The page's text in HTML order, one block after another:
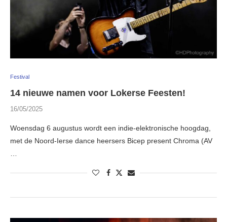
Festival
14 nieuwe namen voor Lokerse Feesten!
16/05/2025
Woensdag 6 augustus wordt een indie-elektronische hoogdag,
met de Noord-Ierse dance heersers Bicep present Chroma (AV
…